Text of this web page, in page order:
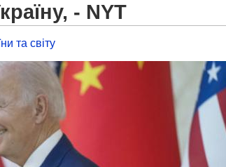
- NYT
та світу